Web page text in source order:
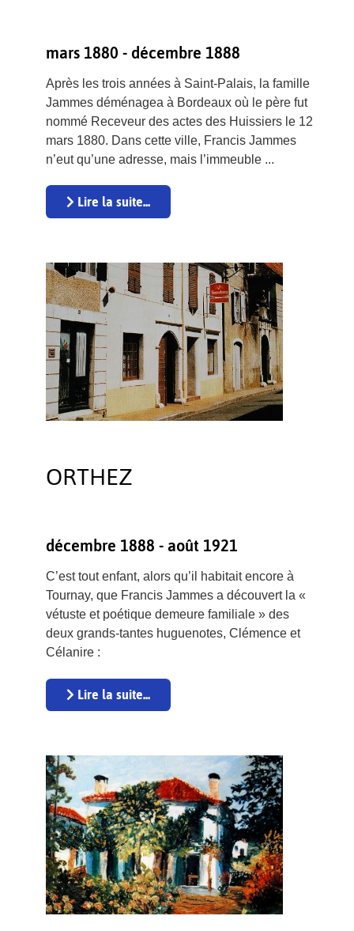
mars 1880 - décembre 1888
Après les trois années à Saint-Palais, la famille
Jammes déménagea à Bordeaux où le père fut
nommé Receveur des actes des Huissiers le 12
mars 1880. Dans cette ville, Francis Jammes
n’eut qu’une adresse, mais l’immeuble ...
Lire la suite...
ORTHEZ
décembre 1888 - août 1921
C’est tout enfant, alors qu’il habitait encore à
Tournay, que Francis Jammes a découvert la «
vétuste et poétique demeure familiale » des
deux grands-tantes huguenotes, Clémence et
Célanire :
Lire la suite...